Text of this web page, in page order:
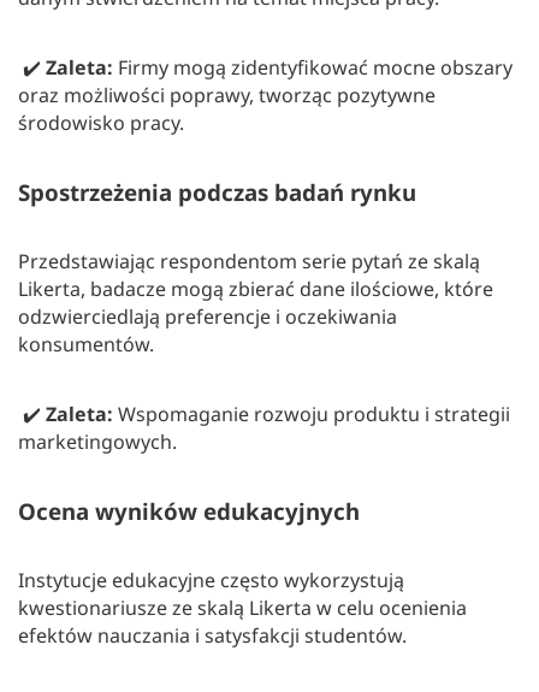
✔️ Zaleta: Firmy mogą zidentyfikować mocne obszary
oraz możliwości poprawy, tworząc pozytywne
środowisko pracy.
Spostrzeżenia podczas badań rynku
Przedstawiając respondentom serie pytań ze skalą
Likerta, badacze mogą zbierać dane ilościowe, które
odzwierciedlają preferencje i oczekiwania
konsumentów.
✔️ Zaleta: Wspomaganie rozwoju produktu i strategii
marketingowych.
Ocena wyników edukacyjnych
Instytucje edukacyjne często wykorzystują
kwestionariusze ze skalą Likerta w celu ocenienia
efektów nauczania i satysfakcji studentów.